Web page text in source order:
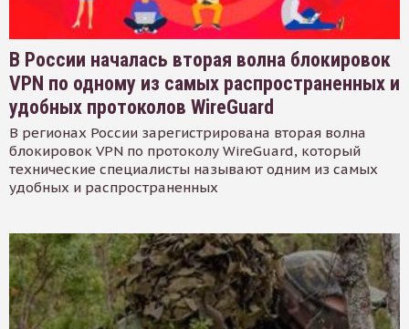
В России началась вторая волна блокировок
VPN по одному из самых распространенных и
удобных протоколов WireGuard
В регионах России зарегистрирована вторая волна
блокировок VPN по протоколу WireGuard, который
технические специалисты называют одним из самых
удобных и распространенных